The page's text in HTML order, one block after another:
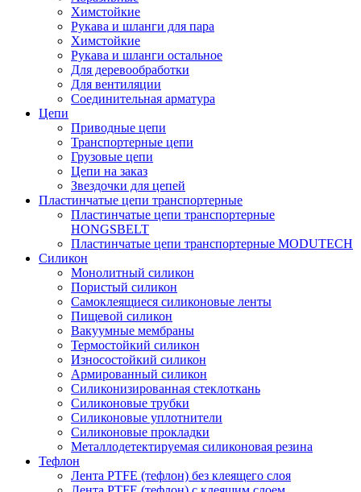
Химстойкие
Рукава и шланги для пара
Химстойкие
Рукава и шланги остальное
Для деревообработки
Для вентиляции
Соединительная арматура
Цепи
Приводные цепи
Транспортерные цепи
Грузовые цепи
Цепи на заказ
Звездочки для цепей
Пластинчатые цепи транспортерные
Пластинчатые цепи транспортерные
HONGSBELT
Пластинчатые цепи транспортерные MODUTECH
Силикон
Монолитный силикон
Пористый силикон
Самоклеящиеся силиконовые ленты
Пищевой силикон
Вакуумные мембраны
Термостойкий силикон
Износостойкий силикон
Армированный силикон
Силиконизированная стеклоткань
Силиконовые трубки
Силиконовые уплотнители
Силиконовые прокладки
Металлодетектируемая силиконовая резина
Тефлон
Лента PTFE (тефлон) без клеящего слоя